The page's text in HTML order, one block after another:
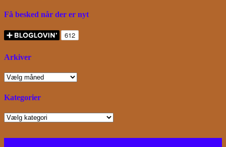
Få besked når der er nyt
Arkiver
Arkiver
Kategorier
Kategorier